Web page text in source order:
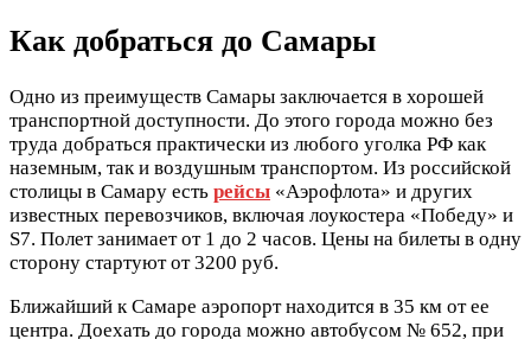
Как добраться до Самары
Одно из преимуществ Самары заключается в хорошей
транспортной доступности. До этого города можно без
труда добраться практически из любого уголка РФ как
наземным, так и воздушным транспортом. Из российской
столицы в Самару есть рейсы «Аэрофлота» и других
известных перевозчиков, включая лоукостера «Победу» и
S7. Полет занимает от 1 до 2 часов. Цены на билеты в одну
сторону стартуют от 3200 руб.
Ближайший к Самаре аэропорт находится в 35 км от ее
центра. Доехать до города можно автобусом № 652, при